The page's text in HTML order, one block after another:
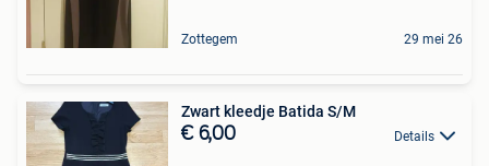
Zottegem 29 mei 26
Zwart kleedje Batida S/M
€ 6,00 Details